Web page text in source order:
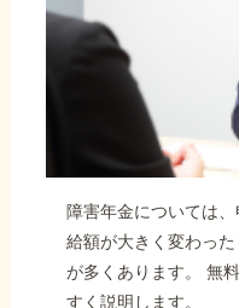
障害年金については
給額が大きく変わっ
が多くあります。 無
すく説明します。